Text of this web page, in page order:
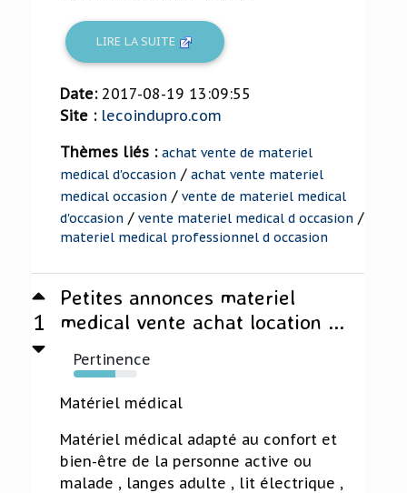
LIRE LA SUITE
Date: 2017-08-19 13:09:55
Site : lecoindupro.com
Thèmes liés : achat vente de materiel
medical d'occasion / achat vente materiel
medical occasion / vente de materiel medical
d'occasion / vente materiel medical d occasion /
materiel medical professionnel d occasion
1
Petites annonces materiel
medical vente achat location ...
Pertinence
66%
Matériel médical
Matériel médical adapté au confort et
bien-être de la personne active ou
malade , langes adulte , lit électrique ,